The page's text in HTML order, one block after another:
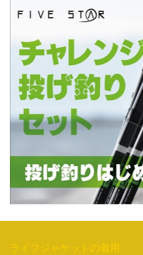
ライフジャケットの着用